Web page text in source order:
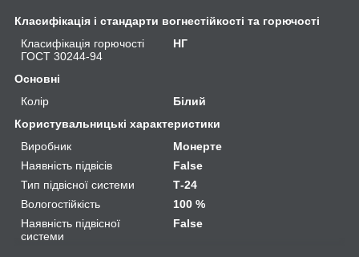
Класифікація і стандарти вогнестійкості та горючості
Класифікація горючості
ГОСТ 30244-94
НГ
Основні
Колір
Білий
Користувальницькі характеристики
Виробник
Монерте
Наявність підвісів
False
Тип підвісної системи
Т-24
Вологостійкість
100 %
Наявність підвісної
системи
False